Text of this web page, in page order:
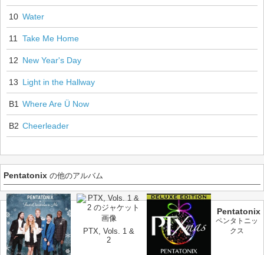
10 Water
11 Take Me Home
12 New Year's Day
13 Light in the Hallway
B1 Where Are Ü Now
B2 Cheerleader
Pentatonix の他のアルバム
PTX, Vols. 1 &
2
Pentatonix
ペンタトニッ
クス